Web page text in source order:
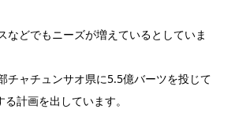
などでもニーズが増えているとしていま
チャチュンサオ県に5.5億バーツを投じて
計画を出しています。